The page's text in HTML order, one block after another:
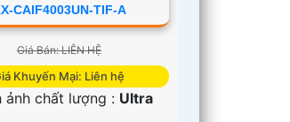
CAIF4003UN-TIF-A
Giá Bán: LIÊN HỆ
Khuyến Mại: Liên hệ
ảnh chất lượng : Ultra